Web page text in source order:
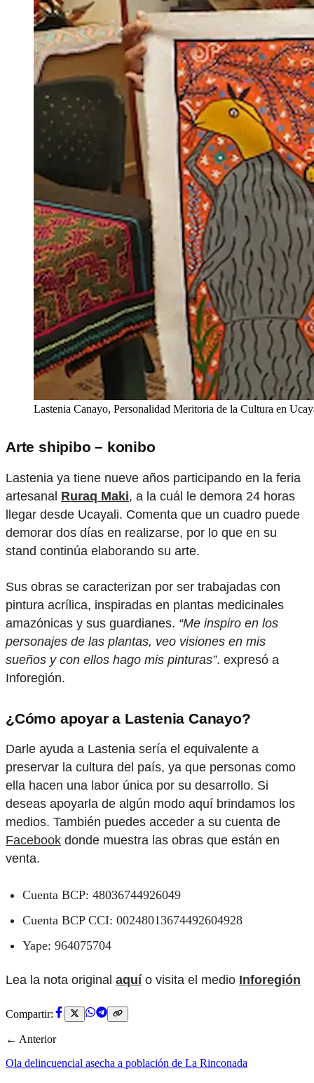
Lastenia Canayo, Personalidad Meritoria de la Cultura en
Arte shipibo – konibo
Lastenia ya tiene nueve años participando en la feria
artesanal Ruraq Maki, a la cuál le demora 24 horas
llegar desde Ucayali. Comenta que un cuadro puede
demorar dos días en realizarse, por lo que en su
stand continúa elaborando su arte.
Sus obras se caracterizan por ser trabajadas con
pintura acrílica, inspiradas en plantas medicinales
amazónicas y sus guardianes. “Me inspiro en los
personajes de las plantas, veo visiones en mis
sueños y con ellos hago mis pinturas”. expresó a
Inforegión.
¿Cómo apoyar a Lastenia Canayo?
Darle ayuda a Lastenia sería el equivalente a
preservar la cultura del país, ya que personas como
ella hacen una labor única por su desarrollo. Si
deseas apoyarla de algún modo aquí brindamos los
medios. También puedes acceder a su cuenta de
Facebook donde muestra las obras que están en
venta.
Cuenta BCP: 48036744926049
Cuenta BCP CCI: 00248013674492604928
Yape: 964075704
Lea la nota original aquí o visita el medio Inforegión
Compartir:
← Anterior
Ola delincuencial asecha a población de La Rinconada